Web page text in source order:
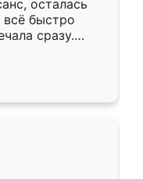
осталась
быстро
сразу.
подошёл к
Собрали
даже